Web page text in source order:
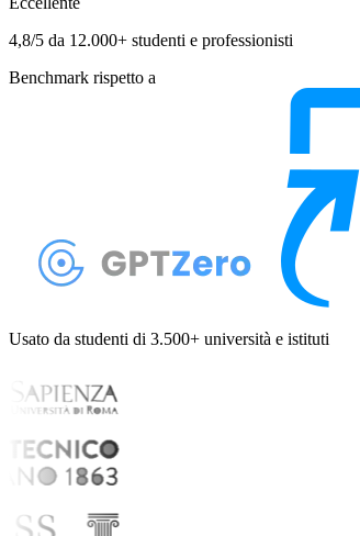
4,8/5 da 12.000+ studenti e professionisti
Benchmark rispetto a
Usato da studenti di 3.500+ università e istituti